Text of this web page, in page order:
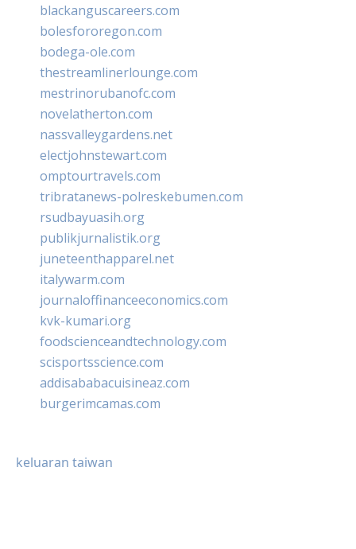
blackanguscareers.com
bolesfororegon.com
bodega-ole.com
thestreamlinerlounge.com
mestrinorubanofc.com
novelatherton.com
nassvalleygardens.net
electjohnstewart.com
omptourtravels.com
tribratanews-polreskebumen.com
rsudbayuasih.org
publikjurnalistik.org
juneteenthapparel.net
italywarm.com
journaloffinanceeconomics.com
kvk-kumari.org
foodscienceandtechnology.com
scisportsscience.com
addisababacuisineaz.com
burgerimcamas.com
keluaran taiwan